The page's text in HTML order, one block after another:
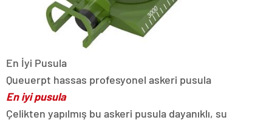
En İyi Pusula
Queuerpt hassas profesyonel askeri pusula
En iyi pusula
Çelikten yapılmış bu askeri pusula dayanıklı, su